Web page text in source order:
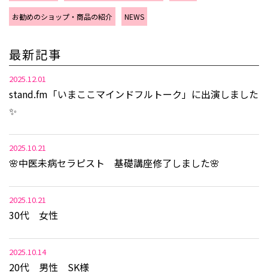
お勧めのショップ・商品の紹介 NEWS
最新記事
2025.12.01
stand.fm「いまここマインドフルトーク」に出演しました
✨
2025.10.21
🌸中医未病セラピスト 基礎講座修了しました🌸
2025.10.21
30代 女性
2025.10.14
20代 男性 SK様